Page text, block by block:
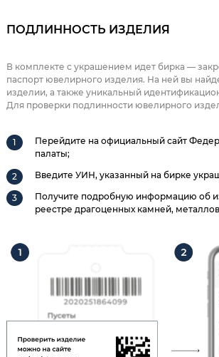
ПОДЛИННОСТЬ ИЗДЕЛИЯ
В комплекте с украшением идет бирка —
паспорт ювелирного изделия. На ней вы
изделии, а также уникальный
Для проверки подлинности ювелирного
Перейдите на официальный сайт
палаты;
Введите УИН, указанный на бирке
Получите подробную информацию об
реестре драгоценных камней,